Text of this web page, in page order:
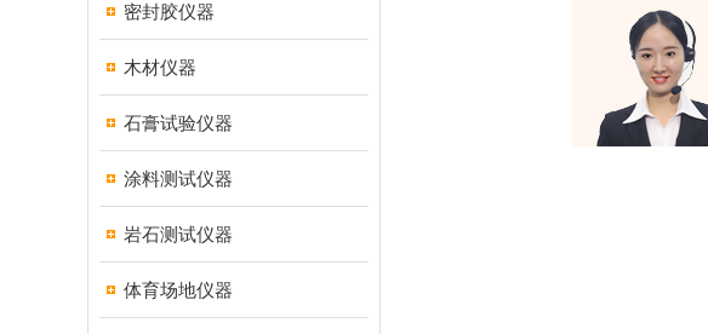
密封胶仪器
木材仪器
石膏试验仪器
涂料测试仪器
岩石测试仪器
体育场地仪器